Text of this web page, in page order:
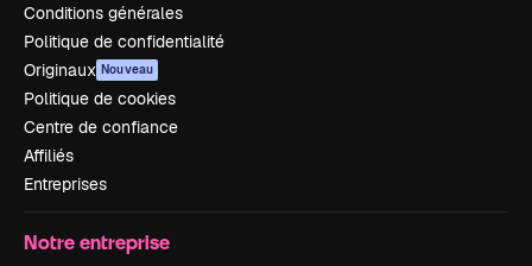
Conditions générales
Politique de confidentialité
Originaux Nouveau
Politique de cookies
Centre de confiance
Affiliés
Entreprises
Notre entreprise